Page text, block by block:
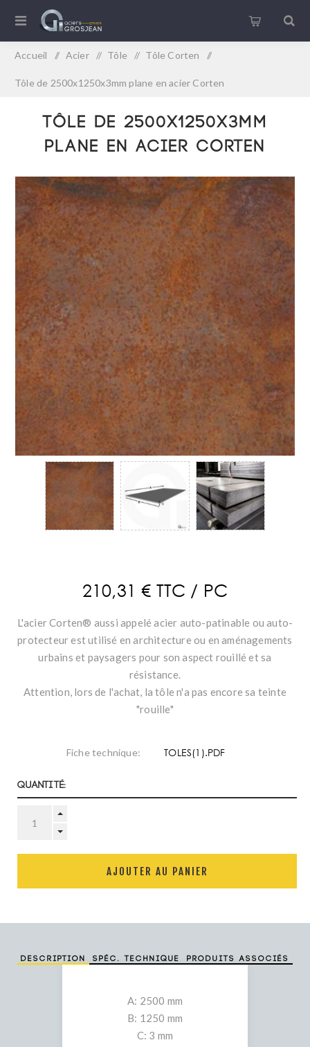
Accueil / Acier / Tôle / Tôle Corten /
Tôle de 2500x1250x3mm plane en acier Corten
Tôle de 2500x1250x3mm
plane en acier Corten
210,31 € TTC / PC
L'acier Corten® aussi appelé acier auto-patinable ou auto-
protecteur est utilisé en architecture ou en aménagements
urbains et paysagers pour son aspect rouillé et sa
résistance.
Attention, lors de l'achat, la tôle n'a pas encore sa teinte
"rouille"
Fiche technique: TOLES(1).PDF
Quantité:
AJOUTER AU PANIER
Description Spéc. technique Produits associés
A: 2500 mm
B: 1250 mm
C: 3 mm